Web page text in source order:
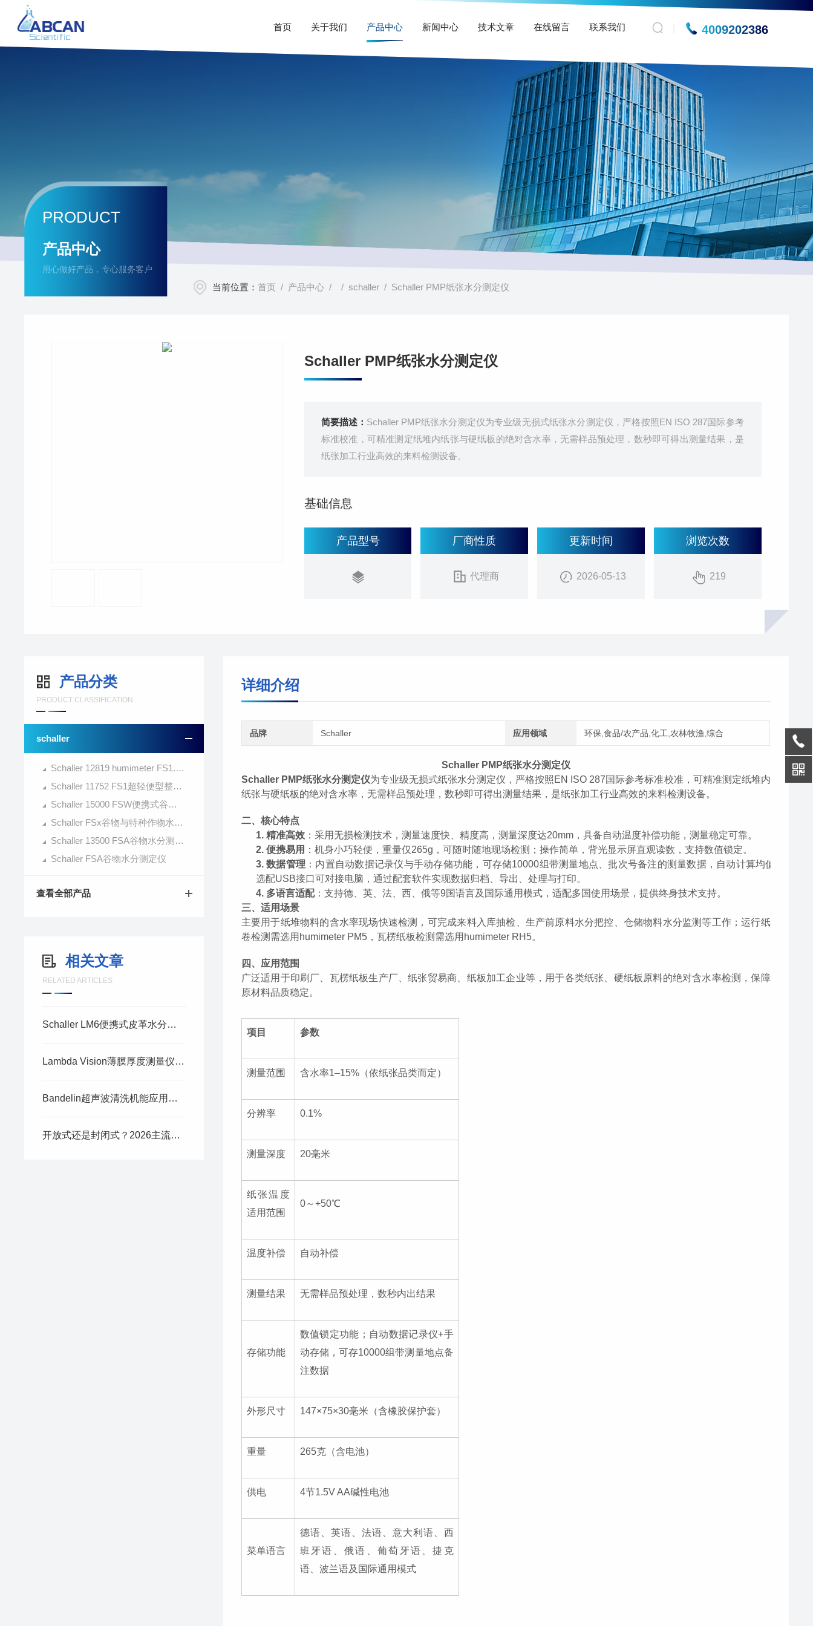
4009202386
首页 关于我们 产品中心 新闻中心 技术文章 在线留言 联系我们
PRODUCT
产品中心
用心做好产品，专心服务客户
当前位置：首页 / 产品中心 / /schaller / Schaller PMP纸张水分测定仪
Schaller PMP纸张水分测定仪
简要描述： Schaller PMP纸张水分测定仪为专业级无损式纸张水分测定仪，严格按照EN ISO 287国际参考
标准校准，可精准测定纸堆内纸张与硬纸板的绝对含水率，无需样品预处理，数秒即可得出测量结果，是
纸张加工行业高效的来料检测设备。
基础信息
产品型号 厂商性质
代理商
更新时间
2026-05-13
浏览次数
219
产品分类
PRODUCT CLASSIFICATION
schaller
Schaller 12819 humimeter FS1.1谷物水分测定仪
Schaller 11752 FS1超轻便型整粒谷物水分测定仪
Schaller 15000 FSW便携式谷物水分测定仪
Schaller FSx谷物与特种作物水分测定仪
Schaller 13500 FSA谷物水分测定仪
Schaller FSA谷物水分测定仪
查看全部产品
相关文章
RELATED ARTICLES
Schaller LM6便携式皮革水分计｜皮革含水率现场快速检测工具
Lambda Vision薄膜厚度测量仪助力树脂片实现湿法 CMP SiO₂膜厚原位测量
Bandelin超声波清洗机能应用于怎样的领域呢？
开放式还是封闭式？2026主流TEWL经皮水分流失仪（CK/ASCH/Delfin）对比.
详细介绍
品牌 Schaller 应用领域 环保,食品/农产品,化工,农林牧渔,综合
Schaller PMP纸张水分测定仪
SchallerPMP纸张水分测定仪为专业级无损式纸张水分测定仪，严格按照 EN ISO 287国际参考标准校准，可精准测定纸堆内
纸张与硬纸板的绝对含水率，无需样品预处理，数秒即可得出测量结果，是纸张加工行业高效的来料检测设备。
二、核心特点
1. 精准高效：采用无损检测技术，测量速度快、精度高，测量深度达20mm，具备自动温度补偿功能，测量稳定可靠。
2. 便携易用 ：机身小巧轻便，重量仅265g ，可随时随地现场检测；操作简单，背光显示屏直观读数，支持数值锁定。
3.数据管理 ：内置自动数据记录仪与手动存储功能，可存储10000组带测量地点、批次号备注的测量数据，自动计算均值；
选配USB接口可对接电脑，通过配套软件实现数据归档、导出、处理与打印。
4. 多语言适配：支持德、英、法、西、俄等9国语言及国际通用模式，适配多国使用场景，提供终身技术支持。
三、适用场景
主要用于纸堆物料的含水率现场快速检测，可完成来料入库抽检、生产前原料水分把控、仓储物料水分监测等工作；运行纸
卷检测需选用 humimeter PM5，瓦楞纸板检测需选用humimeter RH5。
四、应用范围
广泛适用于印刷厂、瓦楞纸板生产厂、纸张贸易商、纸板加工企业等，用于各类纸张、硬纸板原料的绝对含水率检测，保障
原材料品质稳定。
项目 参数
测量范围 含水率1–15%（依纸张品类而定）
分辨率 0.1%
测量深度 20毫米
纸张温度
适用范围
0～+50℃
温度补偿 自动补偿
测量结果 无需样品预处理，数秒内出结果
存储功能
数值锁定功能；自动数据记录仪+手
动存储，可存10000组带测量地点备
注数据
外形尺寸 147×75×30毫米（含橡胶保护套）
重量 265克（含电池）
供电 4节1.5V AA碱性电池
菜单语言
德语、英语、法语、意大利语、西
班牙语、俄语、葡萄牙语、捷克
语、波兰语及国际通用模式